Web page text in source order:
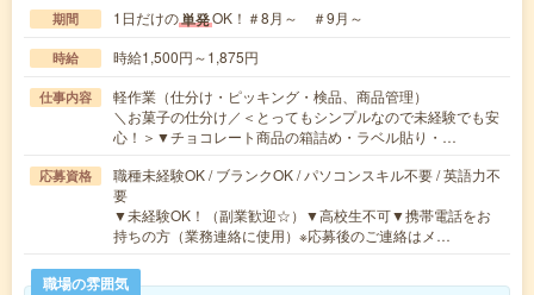
期間 1日だけの単発OK！＃8月～ ＃9月～
時給 時給1,500円～1,875円
仕事内容
軽作業（仕分け・ピッキング・検品、商品管理）
＼お菓子の仕分け／＜とってもシンプルなので未経験でも安
心！＞▼チョコレート商品の箱詰め・ラベル貼り・…
応募資格
職種未経験OK / ブランクOK / パソコンスキル不要 / 英語力不
要
▼未経験OK！（副業歓迎☆）▼高校生不可▼携帯電話をお
持ちの方（業務連絡に使用）※応募後のご連絡はメ…
職場の雰囲気